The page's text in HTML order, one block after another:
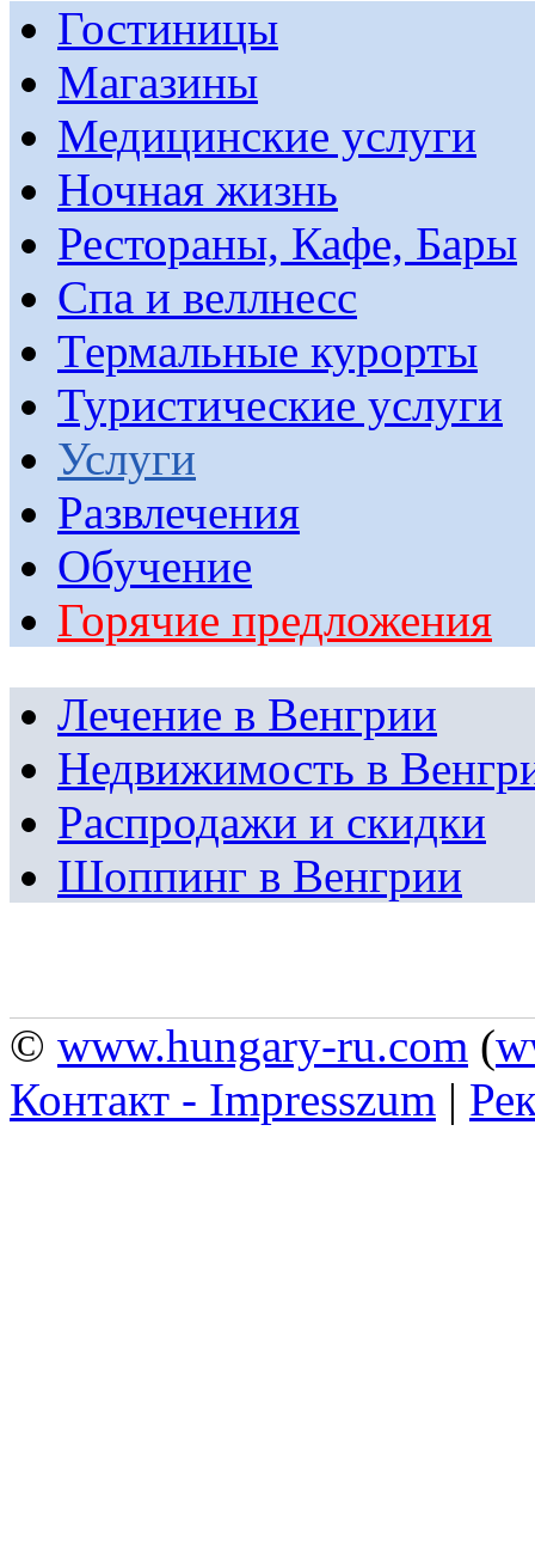
Гостиницы
Магазины
Медицинские услуги
Ночная жизнь
Рестораны, Кафе, Бары
Спа и веллнесс
Термальные курорты
Туристические услуги
Услуги
Развлечения
Обучение
Горячие предложения
Лечение в Венгрии
Недвижимость в
Распродажи и скидки
Шоппинг в Венгрии
© www.hungary-ru.com (
Контакт - Impresszum |